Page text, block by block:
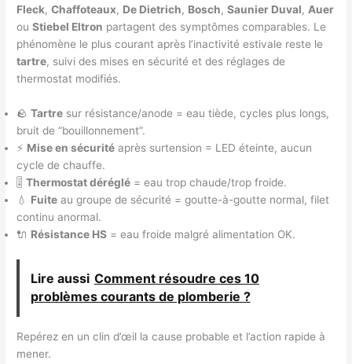
Fleck,Chaffoteaux, De Dietrich, Bosch,Saunier Duval,Auer
ouStiebel Eltron partagent des symptômes comparables. Le
phénomène le plus courant après l’inactivité estivale reste le
tartre, suivi des mises en sécurité et des réglages de
thermostat modifiés.
🪨Tartre sur résistance/anode = eau tiède, cycles plus longs,
bruit de “bouillonnement”.
⚡ Mise en sécurité après surtension = LED éteinte, aucun
cycle de chauffe.
🎚️Thermostat déréglé = eau trop chaude/trop froide.
💧 Fuite au groupe de sécurité = goutte-à-goutte normal, filet
continu anormal.
🔌 Résistance HS = eau froide malgré alimentation OK.
Lire aussi Comment résoudre ces 10
problèmes courants de plomberie ?
Repérez en un clin d’œil la cause probable et l’action rapide à
mener.